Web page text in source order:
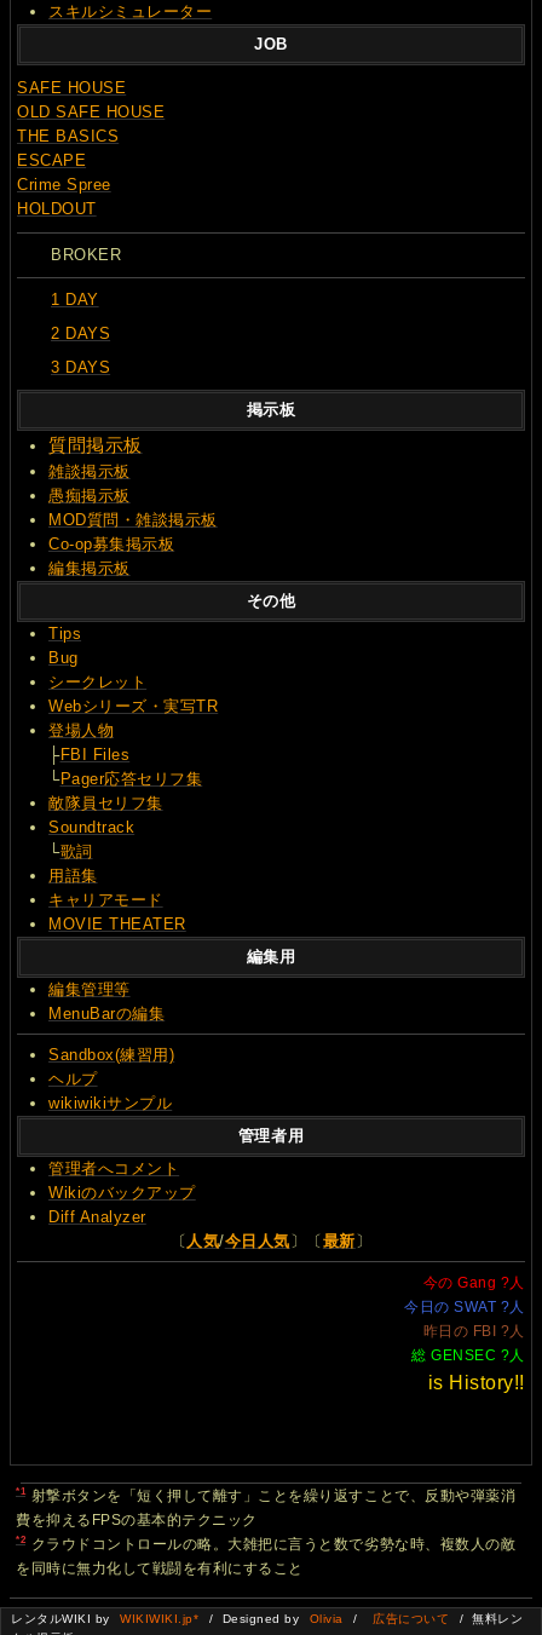
スキルシミュレーター
JOB
SAFE HOUSE
OLD SAFE HOUSE
THE BASICS
ESCAPE
Crime Spree
HOLDOUT
BROKER
1 DAY
2 DAYS
3 DAYS
掲示板
質問掲示板
雑談掲示板
愚痴掲示板
MOD質問・雑談掲示板
Co-op募集掲示板
編集掲示板
その他
Tips
Bug
シークレット
Webシリーズ・実写TR
登場人物
├FBI Files
└Pager応答セリフ集
敵隊員セリフ集
Soundtrack
└歌詞
用語集
キャリアモード
MOVIE THEATER
編集用
編集管理等
MenuBarの編集
Sandbox(練習用)
ヘルプ
wikiwikiサンプル
管理者用
管理者へコメント
Wikiのバックアップ
Diff Analyzer
〔 人気/今日人気〕〔最新〕
今の Gang ? 人
今日の SWAT ? 人
昨日の FBI ? 人
総 GENSEC ? 人
is History!!
*1 射撃ボタンを「短く押して離す」ことを繰り返すことで、反動や弾薬消
費を抑えるFPSの基本的テクニック
*2 クラウドコントロールの略。大雑把に言うと数で劣勢な時、複数人の敵
を同時に無力化して戦闘を有利にすること
レンタルWIKI by WIKIWIKI.jp* / Designed by Olivia / 広告について
/ 無料レン